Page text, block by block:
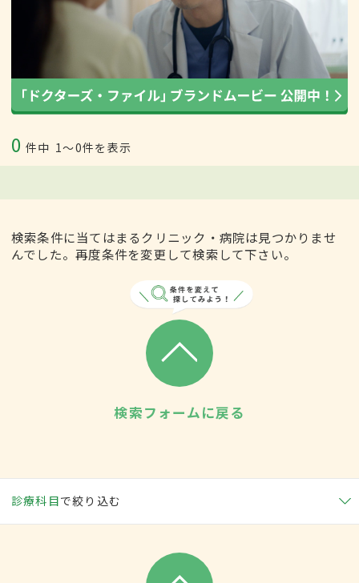
0 件中 1〜0件を表示
検索条件に当てはまるクリニック・病院は見つかりませ
んでした。再度条件を変更して検索して下さい。
検索フォームに戻る
診療科目で絞り込む